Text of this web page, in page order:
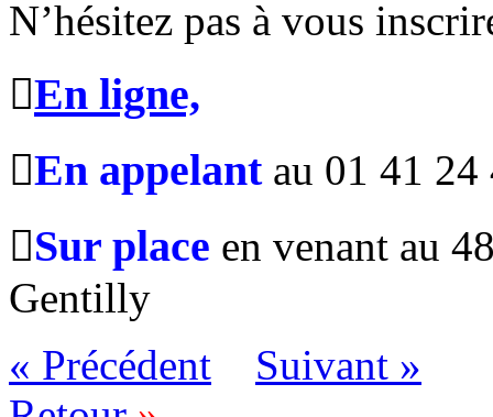
N’hésitez pas à vous
En ligne,
En appelantau 01 41 24
Sur place en venant au
Gentilly
« Précédent
Suivant »